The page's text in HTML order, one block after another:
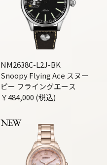
NM2638C-L2J-BK
Snoopy Flying Ace スヌー
ピー フライングエース
￥484,000 (税込)
NEW